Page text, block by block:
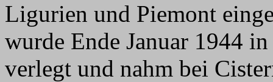
Ligurien und Piemont
wurde Ende Januar 1944
verlegt und nahm bei